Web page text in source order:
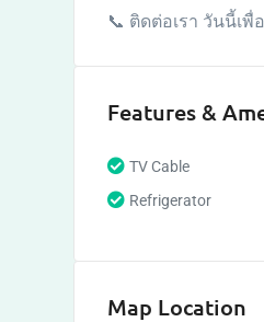
📞 ติดต่อเรา วันนี้เ
Features &
TV Cable
Refrigerator
Map Location